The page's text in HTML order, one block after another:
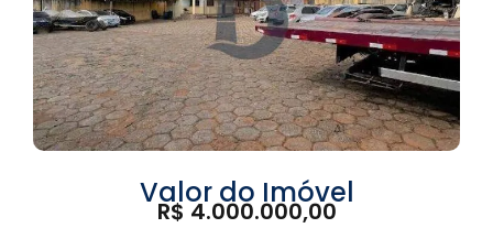
Valor do Imóvel
R$ 4.000.000,00